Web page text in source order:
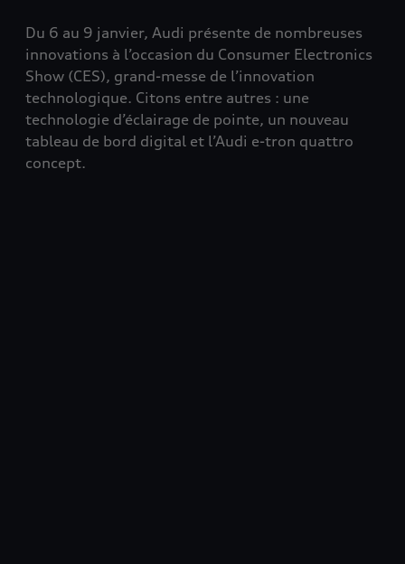
Du 6 au 9 janvier, Audi présente de nombreuses
innovations à l’occasion du Consumer Electronics
Show (CES), grand-messe de l’innovation
technologique. Citons entre autres : une
technologie d’éclairage de pointe, un nouveau
tableau de bord digital et l’Audi e-tron quattro
concept.